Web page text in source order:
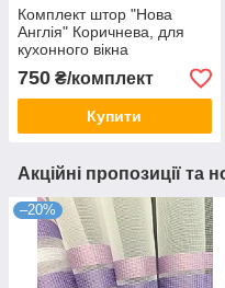
Комплект штор "Нова
Англія" Коричнева, для
кухонного вікна
750 ₴/комплект
Купити
Акційні пропозиції та
–20%